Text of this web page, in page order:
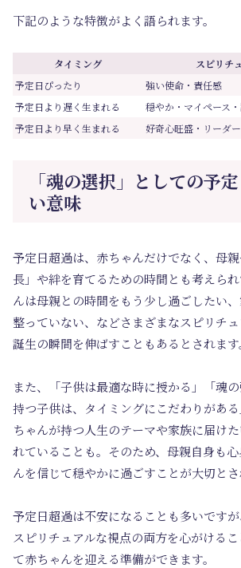
下記のような特徴がよく語られます。
タイミング
スピリチ
予定日ぴったり
強い使命・責任感
予定日より遅く生まれる
穏やか・マイペース
予定日より早く生まれる
好奇心旺盛・リーダ
「魂の選択」としての予
い意味
予定日超過は、赤ちゃんだけでなく、母
長」や絆を育てるための時間とも考えら
んは母親との時間をもう少し過ごしたい
整っていない、などさまざまなスピリチ
誕生の瞬間を伸ばすこともあるとされます
また、「子供は最適な時に授かる」「魂
持つ子供は、タイミングにこだわりがあ
ちゃんが持つ人生のテーマや家族に届け
れていることも。そのため、母親自身も
んを信じて穏やかに過ごすことが大切とさ
予定日超過は不安になることも多いです
スピリチュアルな視点の両方を心がける
て赤ちゃんを迎える準備ができます。